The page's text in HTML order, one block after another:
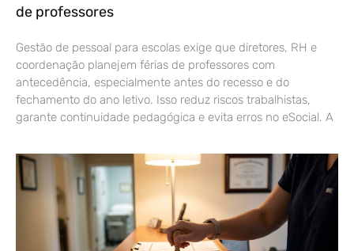
de professores
Gestão de pessoal para escolas exige que diretores, RH e
coordenação planejem férias de professores com
antecedência, especialmente antes do recesso e do
fechamento do ano letivo. Isso reduz riscos trabalhistas,
garante continuidade pedagógica e evita erros no eSocial. A